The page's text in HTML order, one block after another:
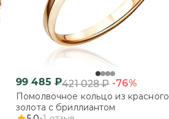
99 485 ₽421 028₽ -76%
Помолвочное кольцо из красного
золота с бриллиантом